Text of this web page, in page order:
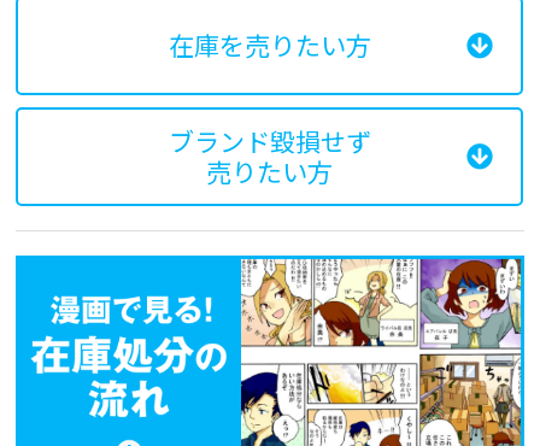
在庫を売りたい方
ブランド毀損せず
売りたい方